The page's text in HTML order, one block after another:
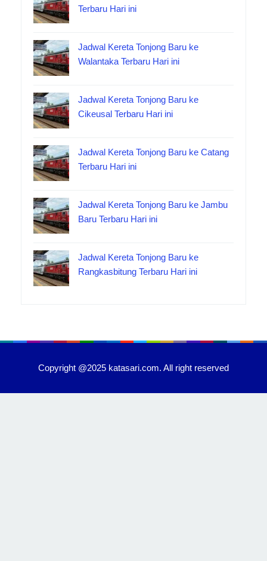
Terbaru Hari ini
Jadwal Kereta Tonjong Baru ke
Walantaka Terbaru Hari ini
Jadwal Kereta Tonjong Baru ke
Cikeusal Terbaru Hari ini
Jadwal Kereta Tonjong Baru ke Catang
Terbaru Hari ini
Jadwal Kereta Tonjong Baru ke Jambu
Baru Terbaru Hari ini
Jadwal Kereta Tonjong Baru ke
Rangkasbitung Terbaru Hari ini
Copyright @2025 katasari.com. All right reserved